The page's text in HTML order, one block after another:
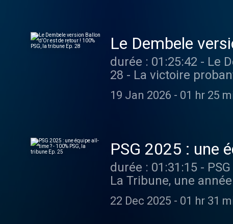
Le Dembele
Ep. 28
durée : 01:25:42 - Le
28 - La victoire
observateurs qui
notamment d'un lob
19 Jan 2026 - 01 hr 25
PSG 2025 : une
durée : 01:31:15 -
La Tribune, une
parmi les plus
légendes du club ?
22 Dec 2025 - 01 hr 31